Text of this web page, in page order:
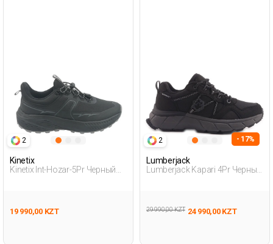
2
Kinetix
Kinetix Int-Hozar-5Pr Черный
19 990,00 KZT
2 - 17%
Lumberjack
Lumberjack Kapari 4Pr Черный
29 990,00 KZT 24 990,00 KZT